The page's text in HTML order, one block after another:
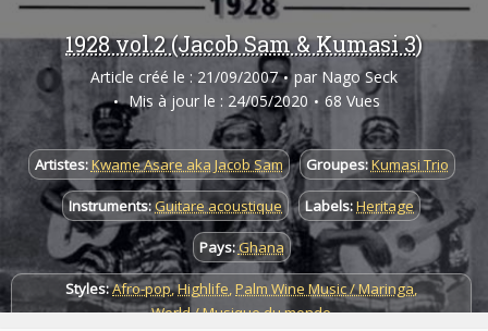
1928 vol.2 (Jacob Sam & Kumasi 3)
Article créé le : 21/09/2007 par Nago Seck
Mis à jour le : 24/05/2020
68 Vues
Artistes:Kwame Asare aka Jacob Sam Groupes:Kumasi Trio
Instruments:Guitare acoustique Labels:Heritage
Pays:Ghana
Styles:Afro-pop,Highlife,Palm Wine Music / Maringa,
World / Musique du monde